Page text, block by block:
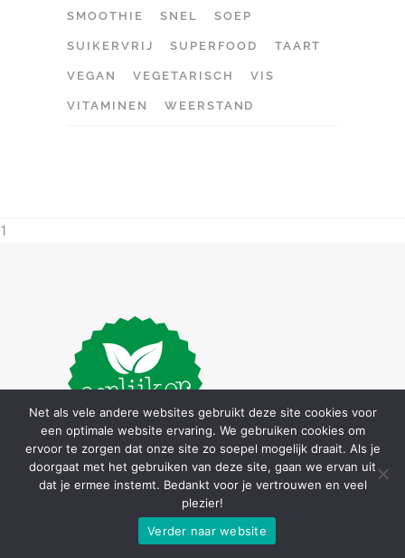
SMOOTHIE SNEL SOEP
SUIKERVRIJ SUPERFOOD TAART
VEGAN VEGETARISCH VIS
VITAMINEN WEERSTAND
1
Op EerlijkerEten vind je gezonde recepten
met eerlijke ingrediënten, handige tips en
Net als vele andere websites gebruikt deze site cookies voor
een optimale website ervaring. We gebruiken cookies om
ervoor te zorgen dat onze site zo soepel mogelijk draait. Als je
doorgaat met het gebruiken van deze site, gaan we ervan uit
dat je ermee instemt. Bedankt voor je vertrouwen en veel
plezier!
Verder naar website